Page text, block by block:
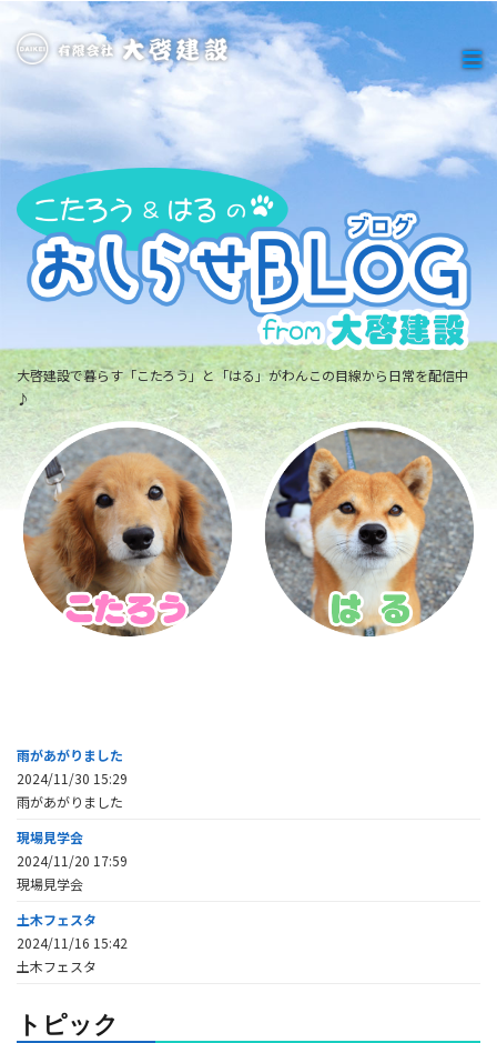
大啓建設で暮らす「こたろう」と「はる」がわんこの目線から日常を配信中
♪
雨があがりました
2024/11/30 15:29
雨があがりました
現場見学会
2024/11/20 17:59
現場見学会
土木フェスタ
2024/11/16 15:42
土木フェスタ
トピック